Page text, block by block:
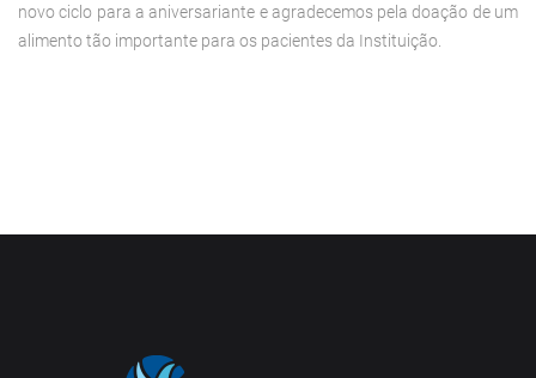
novo ciclo para a aniversariante e agradecemos pela doação de um
alimento tão importante para os pacientes da Instituição.